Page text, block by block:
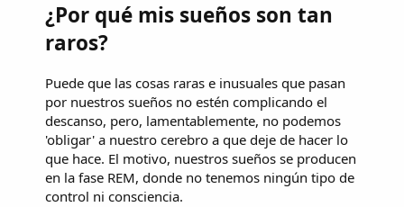
¿Por qué mis sueños son tan
raros?
Puede que las cosas raras e inusuales que pasan
por nuestros sueños no estén complicando el
descanso, pero, lamentablemente, no podemos
'obligar' a nuestro cerebro a que deje de hacer lo
que hace. El motivo, nuestros sueños se producen
en la fase REM, donde no tenemos ningún tipo de
control ni consciencia.